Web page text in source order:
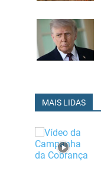
MAIS LIDAS